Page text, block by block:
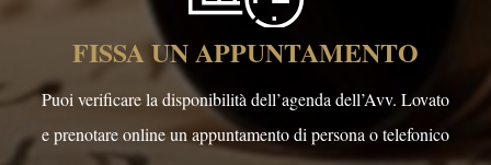
FISSA UN APPUNTAMENTO
Puoi verificare la disponibilità dell’agenda dell’Avv. Lovato
e prenotare online un appuntamento di persona o telefonico